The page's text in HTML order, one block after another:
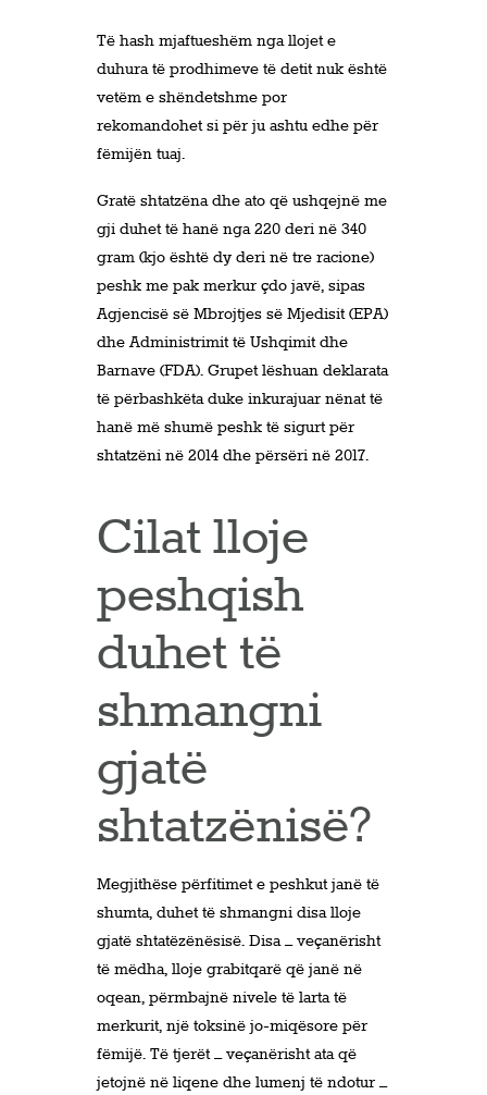
Të hash mjaftueshëm nga llojet e
duhura të prodhimeve të detit nuk është
vetëm e shëndetshme por
rekomandohet si për ju ashtu edhe për
fëmijën tuaj.
Gratë shtatzëna dhe ato që ushqejnë me
gji duhet të hanë nga 220 deri në 340
gram (kjo është dy deri në tre racione)
peshk me pak merkur çdo javë, sipas
Agjencisë së Mbrojtjes së Mjedisit (EPA)
dhe Administrimit të Ushqimit dhe
Barnave (FDA). Grupet lëshuan deklarata
të përbashkëta duke inkurajuar nënat të
hanë më shumë peshk të sigurt për
shtatzëni në 2014 dhe përsëri në 2017.
Cilat lloje
peshqish
duhet të
shmangni
gjatë
shtatzënisë?
Megjithëse përfitimet e peshkut janë të
shumta, duhet të shmangni disa lloje
gjatë shtatëzënësisë. Disa – veçanërisht
të mëdha, lloje grabitqarë që janë në
oqean, përmbajnë nivele të larta të
merkurit, një toksinë jo-miqësore për
fëmijë. Të tjerët – veçanërisht ata që
jetojnë në liqene dhe lumenj të ndotur –